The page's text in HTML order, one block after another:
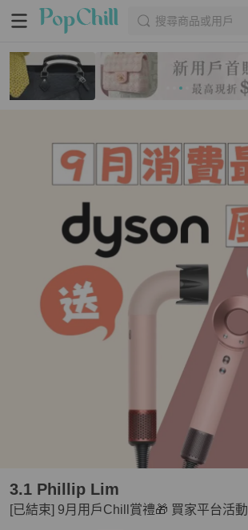
搜尋商品或用戶
[已結束] 9月用戶Chill賞禮🎁 買家平台活動
3.1 Phillip Lim